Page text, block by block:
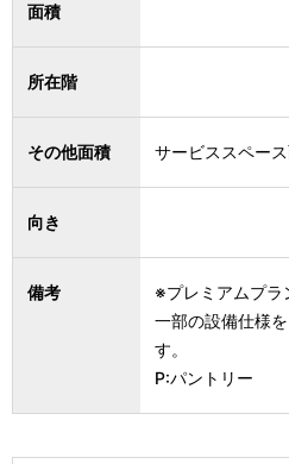
面積
所在階
その他面積 サービススペー
向き
備考
※プレミアムプラ
一部の設備仕様
す。
P:パントリー